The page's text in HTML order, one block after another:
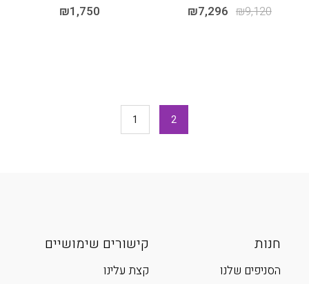
₪9,120
₪7,296
₪1,750
1 2
חנות
הסניפים שלנו
קישורים שימושיים
קצת עלינו